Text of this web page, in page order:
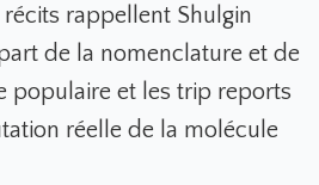
rappellent Shulgin
de la nomenclature et de
populaire et les trip reports
réelle de la molécule